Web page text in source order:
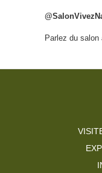
Parlez du salon